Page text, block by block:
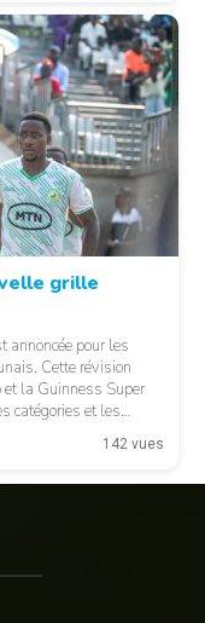
grille
pour les
Cette révision
et la Guinness Super
catégories et les
les informations
142 vues